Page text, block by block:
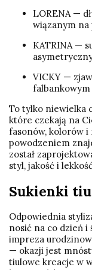
LORENA —
wiązanym na
KATRINA —
VICKY —
To tylko niewielka
które czekają na
fasonów, kolorów
powodzeniem
został
styl, jakość i
Sukienki
Odpowiednia
nosić na co dzień i
impreza
— okazji jest
tiulowe kreacje w